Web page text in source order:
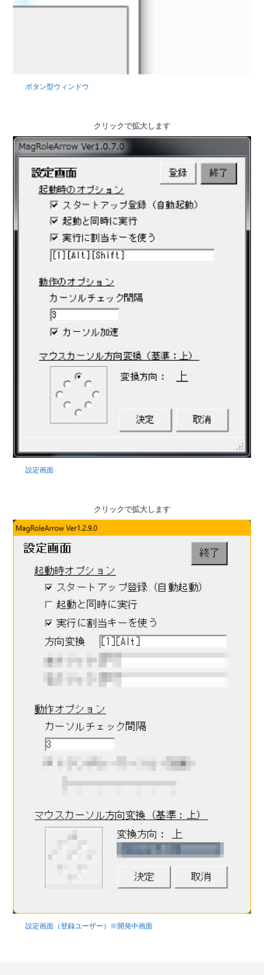
ボタン型ウィンドウ
クリックで拡大します
設定画面
クリックで拡大します
設定画面（登録ユーザー）※開発中画面